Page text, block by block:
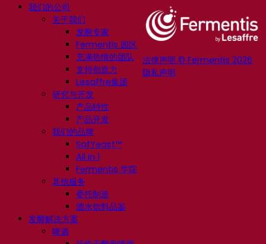
法律声明 © Fermentis 2026
隐私声明
我们的公司
关于我们
发酵专家
Fermentis 园区
充满热情的团队
支持创造力
Lesaffre集团
研究与开发
产品特性
产品开发
我们的品牌
SafYeast™
All In 1
Fermentis 学院
其他服务
委托制造
酒水饮料品鉴
发酵解决方案
啤酒